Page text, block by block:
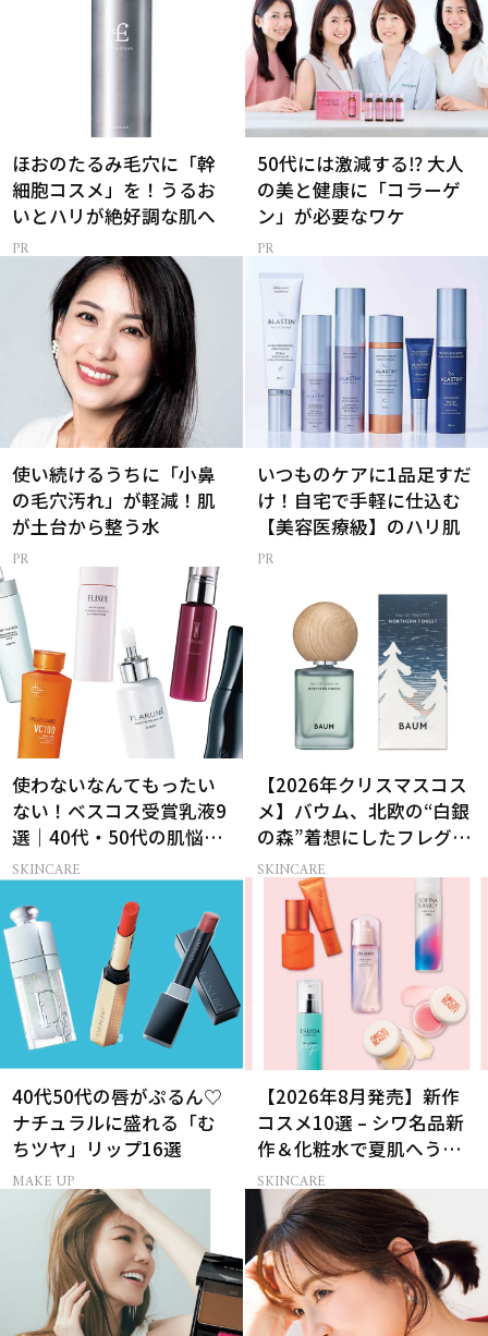
ほおのたるみ毛穴に「幹
細胞コスメ」を！うるお
いとハリが絶好調な肌へ
50代には激減する⁉ 大人
の美と健康に「コラーゲ
ン」が必要なワケ
使い続けるうちに「小鼻
の毛穴汚れ」が軽減！肌
が土台から整う水
いつものケアに1品足すだ
け！自宅で手軽に仕込む
【美容医療級】のハリ肌
使わないなんてもったい
ない！ベスコス受賞乳液9
選｜40代・50代の肌悩み
別まとめ
SKINCARE
【2026年クリスマスコス
メ】バウム、北欧の“白銀
の森”着想にしたフレグラ
ンス＆ハンドクリーム
SKINCARE
40代50代の唇がぷるん♡
ナチュラルに盛れる「む
ちツヤ」リップ16選
MAKE UP
【2026年8月発売】新作
コスメ10選 – シワ名品新
作＆化粧水で夏肌へうる
おいチャージ
SKINCARE